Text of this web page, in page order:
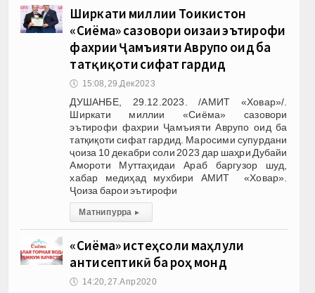
Ширкати миллии Тоҷикистон
«Сиёма» сазовори ҷоизаи эътирофи
фахрии Ҷамъияти Аврупо оид ба
татқиқоти сифат гардид
🕔 15:08, 29.Дек 2023
ДУШАНБЕ, 29.12.2023. /АМИТ «Ховар»/.
Ширкати миллии «Сиёма» сазовори
эътирофи фахрии Ҷамъияти Аврупо оид ба
татқиқоти сифат гардид. Маросими супурдани
ҷоиза 10 декабри соли 2023 дар шаҳри Дубайи
Амороти Муттаҳидаи Араб баргузор шуд,
хабар медиҳад мухбири АМИТ «Ховар».
Ҷоиза барои эътирофи
Матни пурра ▸
«Сиёма» истеҳсоли маҳлули
антисептикӣ ба роҳ монд
🕔 14:20, 27.Апр 2020